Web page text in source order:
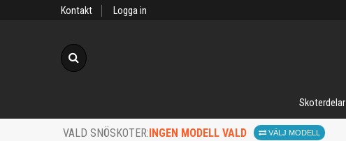
Kontakt Logga in
Skoterdelar
VALD SNÖSKOTER:INGEN MODELL VALD VÄLJ MODELL